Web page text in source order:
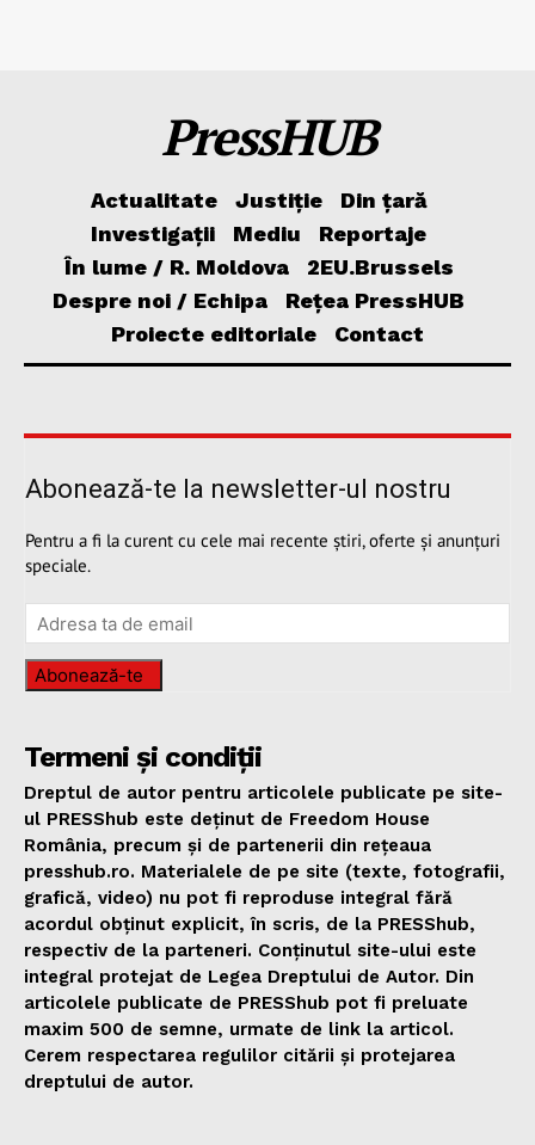
PressHUB
Actualitate Justiție
Din țară
Investigații
Mediu
Reportaje
În lume / R. Moldova
2EU.Brussels
Despre noi / Echipa
Rețea PressHUB
Proiecte editoriale
Contact
Abonează-te la newsletter-ul nostru
Pentru a fi la curent cu cele mai recente știri, oferte și anunțuri
speciale.
Abonează-te
Termeni și condiții
Dreptul de autor pentru articolele publicate pe site-
ul PRESShub este deținut de Freedom House
România, precum și de partenerii din rețeaua
presshub.ro. Materialele de pe site (texte, fotografii,
grafică, video) nu pot fi reproduse integral fără
acordul obținut explicit, în scris, de la PRESShub,
respectiv de la parteneri. Conținutul site-ului este
integral protejat de Legea Dreptului de Autor. Din
articolele publicate de PRESShub pot fi preluate
maxim 500 de semne, urmate de link la articol.
Cerem respectarea regulilor citării și protejarea
dreptului de autor.